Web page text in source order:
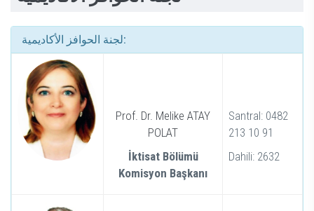
لجنة الحوافز الأكاديمية:
Prof. Dr. Melike ATAY
POLAT
İktisat Bölümü
Komisyon Başkanı
Santral: 0482
213 10 91
Dahili: 2632